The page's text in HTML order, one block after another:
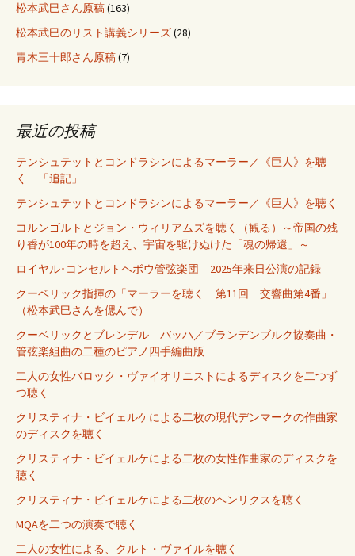
シ
ン
松本武巳さん原稿(163)
松本武巳のリスト講義シリーズ(28)
青木三十郎さん原稿(7)
最近の投稿
テンシュテットとコンドラシンによるマーラー／《巨人》を聴
く 「追記」
テンシュテットとコンドラシンによるマーラー／《巨人》を聴く
コルンゴルトとジョン・ウィリアムズを聴く（観る）～帝国の残
り香が100年の時を超え、宇宙を駆けぬけた「魂の帰還」～
ロイヤル･コンセルトヘボウ管弦楽団 2025年来日公演の記録
クーベリック指揮の「マーラーを聴く 第11回 交響曲第4番」
（松本武巳さんを偲んで）
クーベリックとブレンデル バッハ／ブランデンブルク協奏曲・
管弦楽組曲の二種のピアノ四手編曲版
二人の女性バロック・ヴァイオリニストによるディスクを二つず
つ聴く
クリスティナ・ビイェルケによる二枚の現代デンマークの作曲家
のディスクを聴く
クリスティナ・ビイェルケによる二枚の女性作曲家のディスクを
聴く
クリスティナ・ビイェルケによる二枚のヘンリクスを聴く
MQAを二つの演奏で聴く
二人の女性による、クルト・ヴァイルを聴く